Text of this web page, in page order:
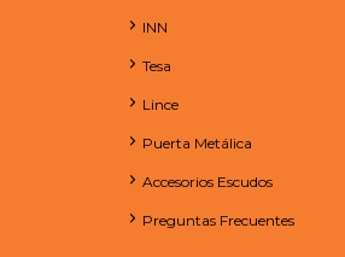
INN
Tesa
Lince
Puerta Metálica
Accesorios Escudos
Preguntas Frecuentes